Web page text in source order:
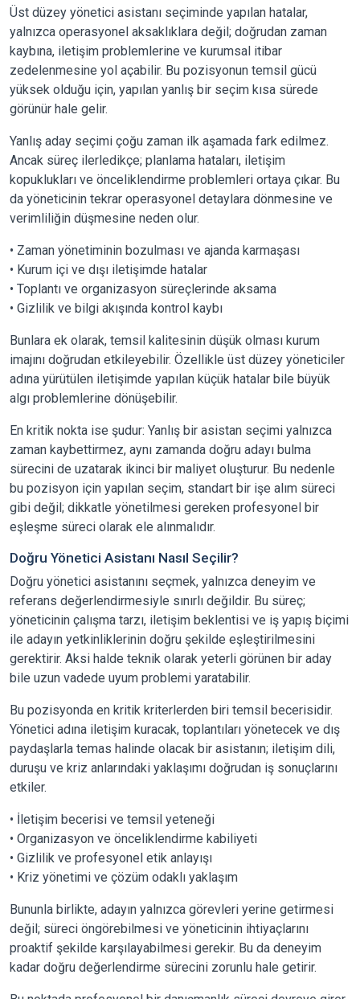
Üst düzey yönetici asistanı seçiminde yapılan hatalar,
yalnızca operasyonel aksaklıklara değil; doğrudan zaman
kaybına, iletişim problemlerine ve kurumsal itibar
zedelenmesine yol açabilir. Bu pozisyonun temsil gücü
yüksek olduğu için, yapılan yanlış bir seçim kısa sürede
görünür hale gelir.
Yanlış aday seçimi çoğu zaman ilk aşamada fark edilmez.
Ancak süreç ilerledikçe; planlama hataları, iletişim
kopuklukları ve önceliklendirme problemleri ortaya çıkar. Bu
da yöneticinin tekrar operasyonel detaylara dönmesine ve
verimliliğin düşmesine neden olur.
• Zaman yönetiminin bozulması ve ajanda karmaşası
• Kurum içi ve dışı iletişimde hatalar
• Toplantı ve organizasyon süreçlerinde aksama
• Gizlilik ve bilgi akışında kontrol kaybı
Bunlara ek olarak, temsil kalitesinin düşük olması kurum
imajını doğrudan etkileyebilir. Özellikle üst düzey yöneticiler
adına yürütülen iletişimde yapılan küçük hatalar bile büyük
algı problemlerine dönüşebilir.
En kritik nokta ise şudur: Yanlış bir asistan seçimi yalnızca
zaman kaybettirmez, aynı zamanda doğru adayı bulma
sürecini de uzatarak ikinci bir maliyet oluşturur. Bu nedenle
bu pozisyon için yapılan seçim, standart bir işe alım süreci
gibi değil; dikkatle yönetilmesi gereken profesyonel bir
eşleşme süreci olarak ele alınmalıdır.
Doğru Yönetici Asistanı Nasıl Seçilir?
Doğru yönetici asistanını seçmek, yalnızca deneyim ve
referans değerlendirmesiyle sınırlı değildir. Bu süreç;
yöneticinin çalışma tarzı, iletişim beklentisi ve iş yapış biçimi
ile adayın yetkinliklerinin doğru şekilde eşleştirilmesini
gerektirir. Aksi halde teknik olarak yeterli görünen bir aday
bile uzun vadede uyum problemi yaratabilir.
Bu pozisyonda en kritik kriterlerden biri temsil becerisidir.
Yönetici adına iletişim kuracak, toplantıları yönetecek ve dış
paydaşlarla temas halinde olacak bir asistanın; iletişim dili,
duruşu ve kriz anlarındaki yaklaşımı doğrudan iş sonuçlarını
etkiler.
• İletişim becerisi ve temsil yeteneği
• Organizasyon ve önceliklendirme kabiliyeti
• Gizlilik ve profesyonel etik anlayışı
• Kriz yönetimi ve çözüm odaklı yaklaşım
Bununla birlikte, adayın yalnızca görevleri yerine getirmesi
değil; süreci öngörebilmesi ve yöneticinin ihtiyaçlarını
proaktif şekilde karşılayabilmesi gerekir. Bu da deneyim
kadar doğru değerlendirme sürecini zorunlu hale getirir.